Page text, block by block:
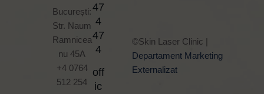
București:
Str. Naum
Ramnicea
nu 45A
+4 0764
512 254
47
4
47
4
off
ic
©Skin Laser Clinic |
Departament Marketing
Externalizat